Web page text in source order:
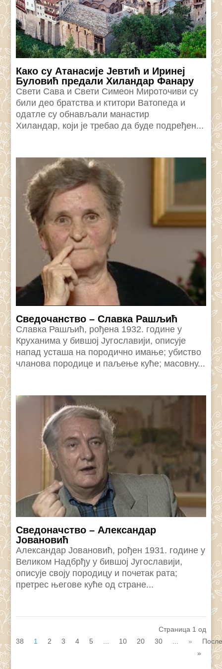
Како су Атанасије Јевтић и Иринеј
Буловић предали Хиландар Фанару
Свети Сава и Свети Симеон Мироточиви су
били део братства и ктитори Ватопеда и
одатле су обнављали манастир
Хиландар, који је требао да буде подређен...
Сведочанство – Славка Рашљић
Славка Рашљић, рођена 1932. године у
Круханима у бившој Југославији, описује
напад усташа на породично имање; убиство
чланова породице и паљење куће; масовну...
Сведоначство – Александар
Јовановић
Александар Јовановић, рођен 1931. године у
Великом Надбрђу у бившој Југославији,
описује своју породицу и почетак рата;
претрес његове куће од стране...
Страница 1 од
38
1 2 3 4 5 10 20 30 »
»